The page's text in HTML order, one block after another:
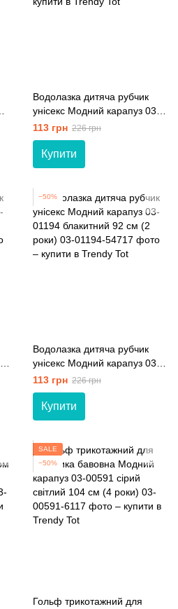
Водолазка дитяча рубчик
унісекс Модний карапуз 03-
01194 м'ятний 86 см (18
мiс.)
113 грн 226 грн
Купити
−50%
Водолазка дитяча рубчик
унісекс Модний карапуз 03-
01194 блакитний 92 см (2
роки)
113 грн 226 грн
Купити
SALE
−50%
Гольф трикотажний для